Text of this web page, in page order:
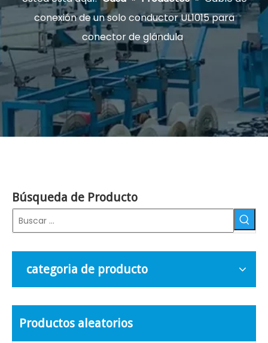
conexión de un solo conductor UL1015 para
conector de glándula
Búsqueda de Producto
categoria de producto
Productos aleatorios